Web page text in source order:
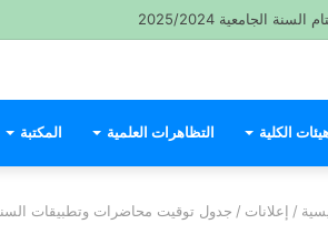
الجامعية 2025/2024
الكلية التظاهرات العلمية المكتبة
/ إعلانات / جدول توقيت محاضرات وتطبيقات